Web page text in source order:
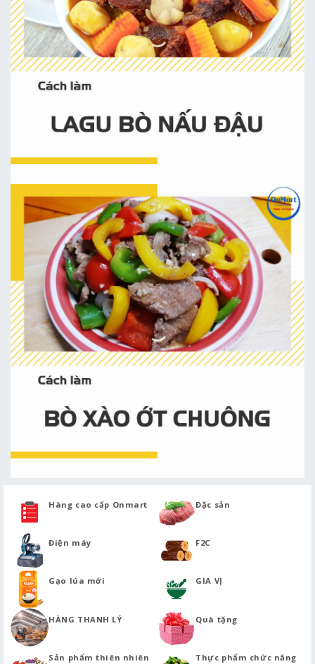
Hàng cao cấp Onmart Đặc sản
Điện máy F2C
Gạo lúa mới GIA VỊ
HÀNG THANH LÝ Quà tặng
Sản phẩm thiên nhiên Thực phẩm chức năng